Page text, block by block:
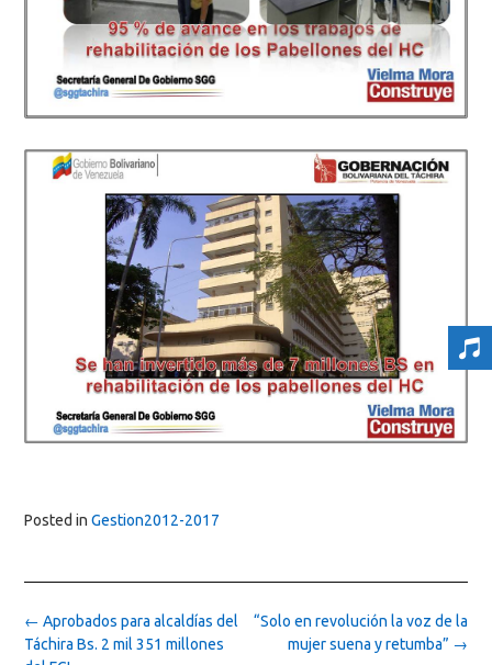
Posted in Gestion2012-2017
Post
navigation
“Solo en revolución la voz de la
mujer suena y retumba” →
← Aprobados para alcaldías del
Táchira Bs. 2 mil 351 millones